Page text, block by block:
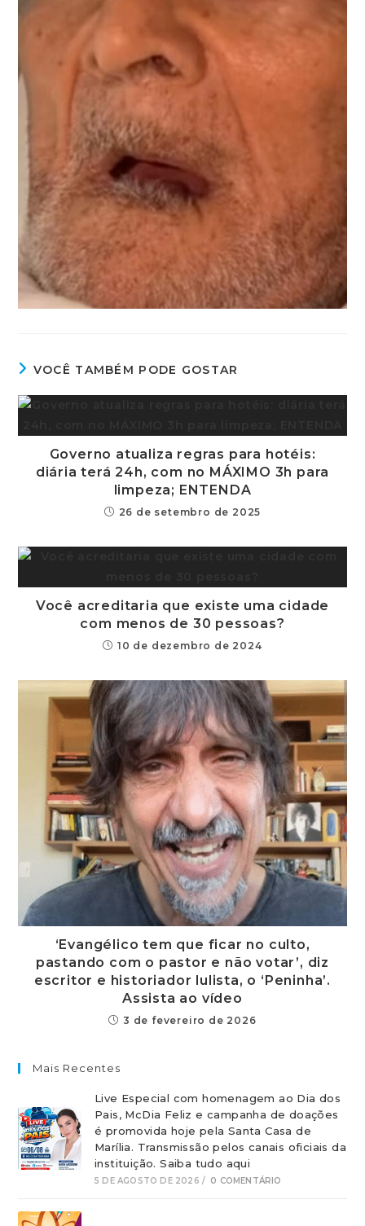
VOCÊ TAMBÉM PODE GOSTAR
Governo atualiza regras para hotéis:
diária terá 24h, com no MÁXIMO 3h para
limpeza; ENTENDA
26 de setembro de 2025
Você acreditaria que existe uma cidade
com menos de 30 pessoas?
10 de dezembro de 2024
‘Evangélico tem que ficar no culto,
pastando com o pastor e não votar’, diz
escritor e historiador lulista, o ‘Peninha’.
Assista ao vídeo
3 de fevereiro de 2026
Mais Recentes
Live Especial com homenagem ao Dia dos
Pais, McDia Feliz e campanha de doações
é promovida hoje pela Santa Casa de
Marília. Transmissão pelos canais oficiais da
instituição. Saiba tudo aqui
5 DE AGOSTO DE 2026 / 0 COMENTÁRIO